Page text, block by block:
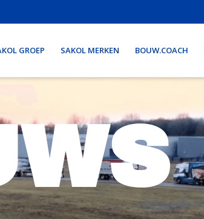
GROEP SAKOL MERKEN BOUW.COACH